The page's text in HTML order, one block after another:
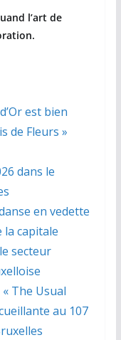
l’art de
est bien
de Fleurs »
dans le
en vedette
la capitale
secteur
The Usual
au 107